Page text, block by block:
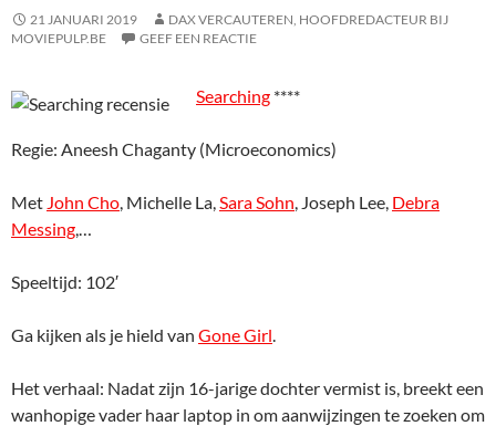
21 JANUARI 2019
DAX VERCAUTEREN, HOOFDREDACTEUR BIJ
MOVIEPULP.BE
GEEF EEN REACTIE
Searching ****
Regie: Aneesh Chaganty (Microeconomics)
Met John Cho, Michelle La,Sara Sohn, Joseph Lee, Debra
Messing,…
Speeltijd: 102′
Ga kijken als je hield van Gone Girl.
Het verhaal: Nadat zijn 16-jarige dochter vermist is, breekt een
wanhopige vader haar laptop in om aanwijzingen te zoeken om